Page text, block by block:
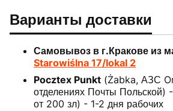
Варианты доставки
Самовывоз в г.Кракове из
Starowiślna 17/lokal 2
Pocztex Punkt (Żabka, АЗС
отделениях Почты Польской)
от 200 зл) - 1-2 дня рабочих